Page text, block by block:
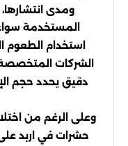
ومدى
المستخدمة
استخدام
الشركات
دقيق يحدد حجم
وعلى الرغم من
حشرات في اربد